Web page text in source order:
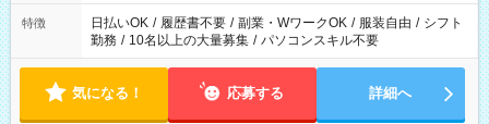
特徴 日払いOK / 履歴書不要 / 副業・WワークOK / 服装自由 / シフト
勤務 / 10名以上の大量募集 / パソコンスキル不要
気になる！ 応募する 詳細へ